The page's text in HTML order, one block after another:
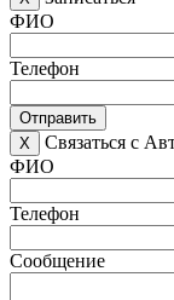
ФИО
Телефон
Отправить
X
Связаться с
ФИО
Телефон
Сообщение